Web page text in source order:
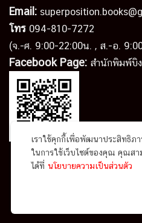
Email:
โทร 094-810-7272
(จ.-ศ. 9:00-22:00น. , ส.-อ.
Facebook Page: สำนักพิมพ์บิ
สำนักพิมพ์
เราใช้คุกกี้เพื่อพัฒนาประสิทธิภ
ในการใช้เว็บไซต์ของคุณ คุณสา
ได้ที่ นโยบายความเป็นส่วนตัว